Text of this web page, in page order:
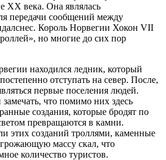
XX века. Она являлась
передачи сообщений между
Король Норвегии Хокон VII
но многие до сих пор
находился ледник, который
отступать на север. После,
первые поселения людей.
что помимо них здесь
создания, которые бродят по
превращаются в камни.
этих созданий троллями, каменные
массу скал, что
количество туристов.